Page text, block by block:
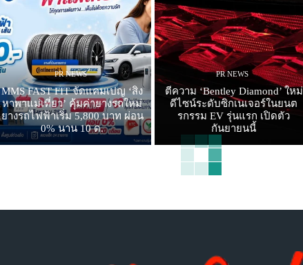
PR NEWS
MMS FAST FIT จัดแคมเปญ ‘สิง
หาพาแม่เที่ยว’ คุ้มค่ายางรถใหม่
ยางรถไฟฟ้าเริ่ม 5,800 บาท ผ่อน
0% นาน 10 ด.
PR NEWS
ตีความ ‘Bentley Diamond’ ใหม่
ดีไซน์ระดับซิกเนเจอร์ในยนต
รกรรม EV รุ่นแรก เปิดตัว
กันยายนนี้